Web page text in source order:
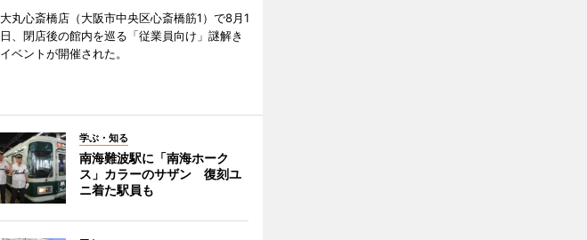
大丸心斎橋店（大阪市中央区心斎橋筋1）で8月1
日、閉店後の館内を巡る「従業員向け」謎解き
イベントが開催された。
学ぶ・知る
南海難波駅に「南海ホーク
ス」カラーのサザン 復刻ユ
ニ着た駅員も